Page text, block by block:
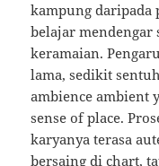
kampung daripada
belajar
keramaian.
lama, sedikit
ambience ambient
sense of place.
karyanya terasa
bersaing di chart,